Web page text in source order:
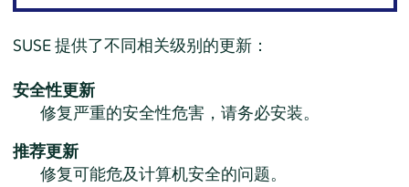
SUSE 提供了不同相关级别的更新：
安全性更新
修复严重的安全性危害，请务必安装。
推荐更新
修复可能危及计算机安全的问题。